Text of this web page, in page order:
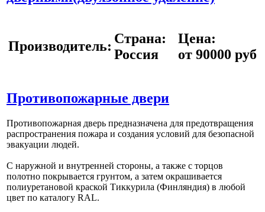
Производитель: Страна:
Россия
Цена:
от 90000 руб
Противопожарные двери
Противопожарная дверь предназначена для предотвращения
распространения пожара и создания условий для безопасной
эвакуации людей.
С наружной и внутренней стороны, а также с торцов
полотно покрывается грунтом, а затем окрашивается
полиуретановой краской Тиккурила (Финляндия) в любой
цвет по каталогу RAL.